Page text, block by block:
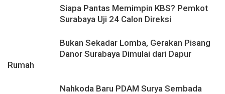
Siapa Pantas Memimpin KBS? Pemkot
Surabaya Uji 24 Calon Direksi
Bukan Sekadar Lomba, Gerakan Pisang
Danor Surabaya Dimulai dari Dapur
Rumah
Nahkoda Baru PDAM Surya Sembada